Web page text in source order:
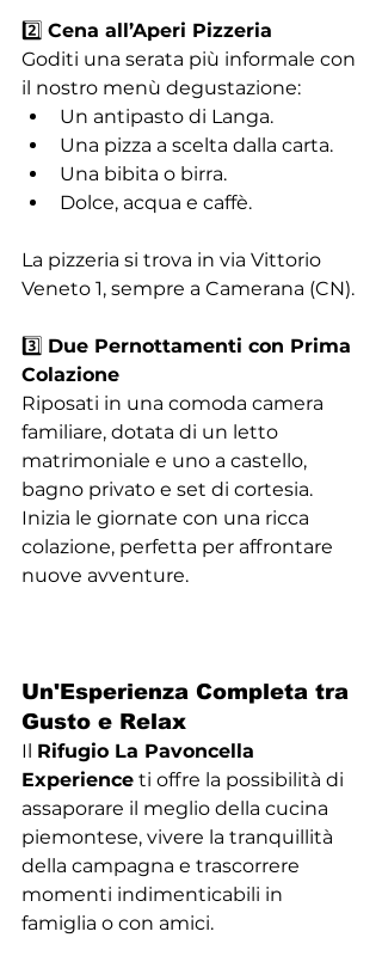
2️⃣ Cena all’Aperi Pizzeria
Goditi una serata più informale con
il nostro menù degustazione:
Un antipasto di Langa.
Una pizza a scelta dalla carta.
Una bibita o birra.
Dolce, acqua e caffè.
La pizzeria si trova in via Vittorio
Veneto 1, sempre a Camerana (CN).
3️⃣ Due Pernottamenti con Prima
Colazione
Riposati in una comoda camera
familiare, dotata di un letto
matrimoniale e uno a castello,
bagno privato e set di cortesia.
Inizia le giornate con una ricca
colazione, perfetta per affrontare
nuove avventure.
Un'Esperienza Completa tra
Gusto e Relax
Il Rifugio La Pavoncella
Experience ti offre la possibilità di
assaporare il meglio della cucina
piemontese, vivere la tranquillità
della campagna e trascorrere
momenti indimenticabili in
famiglia o con amici.